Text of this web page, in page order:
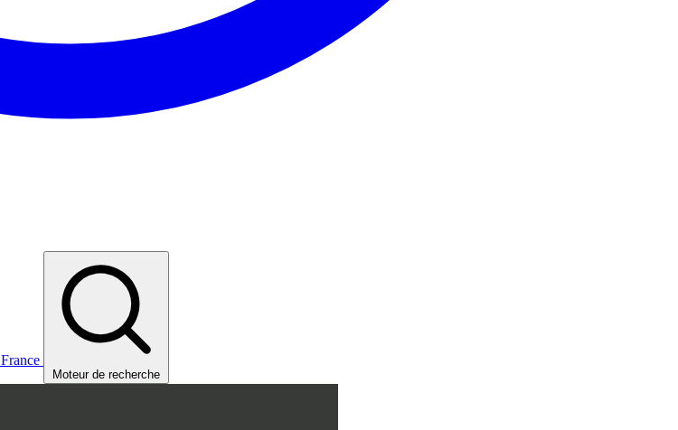
France
Moteur de recherche